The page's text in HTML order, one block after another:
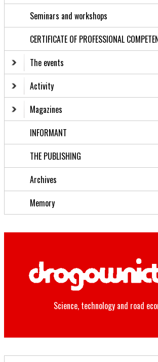
Seminars and workshops
CERTIFICATE OF PROFESSIONAL
The events
Activity
Magazines
INFORMANT
THE PUBLISHING
Archives
Memory
Science, technology and road